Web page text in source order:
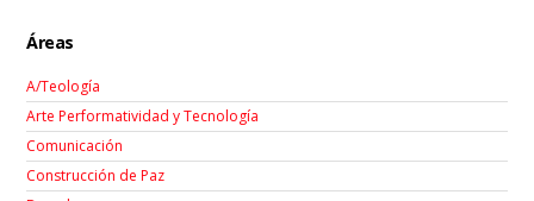
Áreas
A/Teología
Arte Performatividad y Tecnología
Comunicación
Construcción de Paz